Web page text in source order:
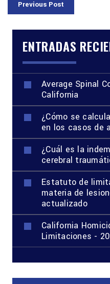
Previous Post
ENTRADAS
Average Spinal
California
¿Cómo se
en los casos de
¿Cuál es la
cerebral
Estatuto de
materia de
actualizado
California
Limitaciones -